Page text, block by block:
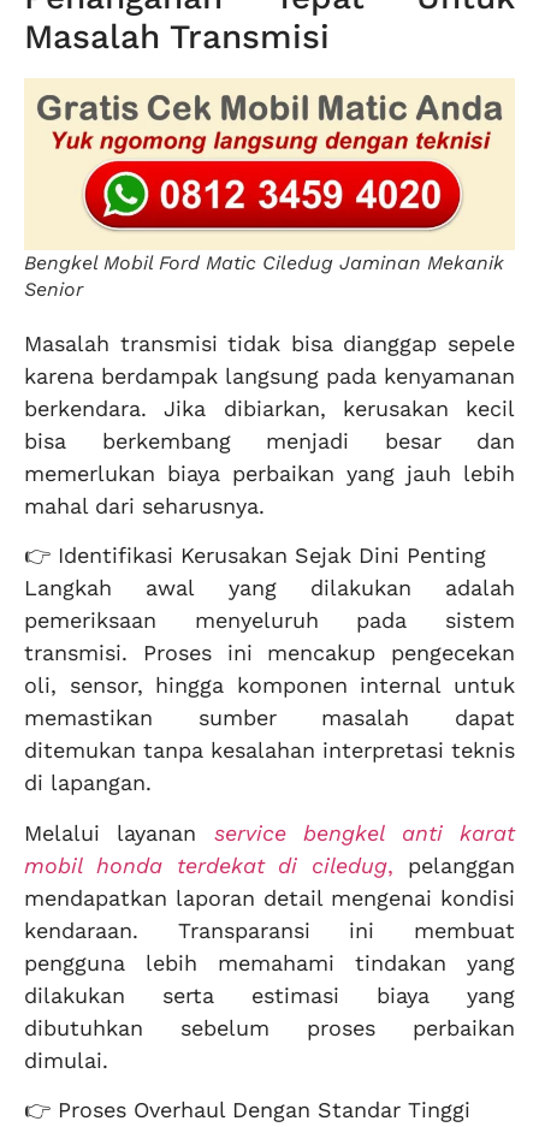
Masalah Transmisi
Bengkel Mobil Ford Matic Ciledug Jaminan Mekanik
Senior
Masalah transmisi tidak bisa dianggap sepele
karena berdampak langsung pada kenyamanan
berkendara. Jika dibiarkan, kerusakan kecil
bisa berkembang menjadi besar dan
memerlukan biaya perbaikan yang jauh lebih
mahal dari seharusnya.
👉 Identifikasi Kerusakan Sejak Dini Penting
Langkah awal yang dilakukan adalah
pemeriksaan menyeluruh pada sistem
transmisi. Proses ini mencakup pengecekan
oli, sensor, hingga komponen internal untuk
memastikan sumber masalah dapat
ditemukan tanpa kesalahan interpretasi teknis
di lapangan.
Melalui layanan
service bengkel anti karat
mobil honda terdekat di ciledug, pelanggan
mendapatkan laporan detail mengenai kondisi
kendaraan. Transparansi ini membuat
pengguna lebih memahami tindakan yang
dilakukan serta estimasi biaya yang
dibutuhkan sebelum proses perbaikan
dimulai.
👉 Proses Overhaul Dengan Standar Tinggi